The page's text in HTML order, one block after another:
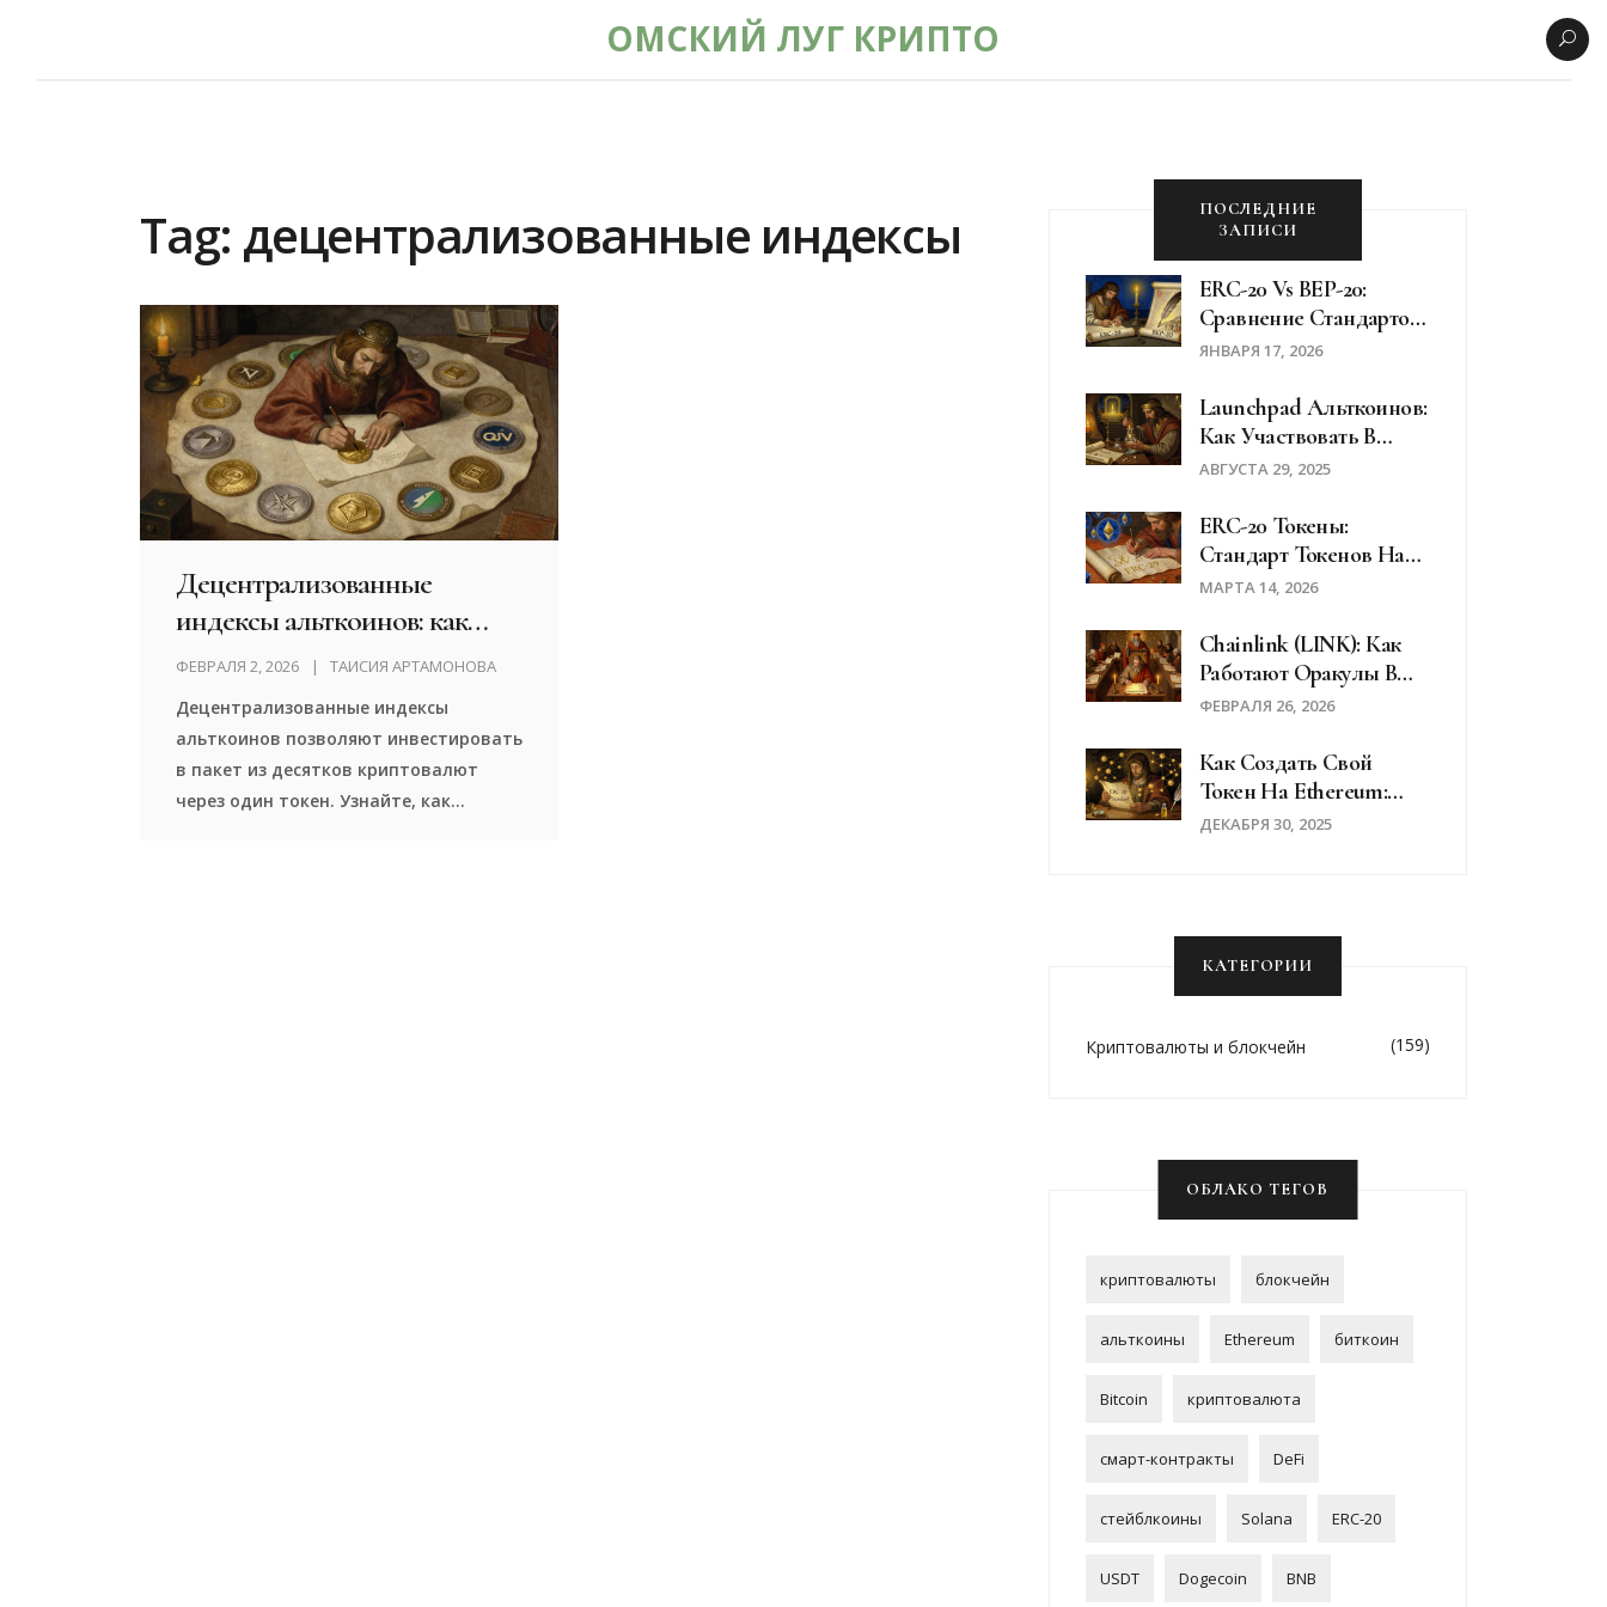
ОМСКИЙ ЛУГ КРИПТО
Tag: децентрализованные индексы
Децентрализованные
индексы альткоинов: как
инвестировать пакетно
ФЕВРАЛЯ 2, 2026 ТАИСИЯ АРТАМОНОВА
Децентрализованные индексы
альткоинов позволяют инвестировать
в пакет из десятков криптовалют
через один токен. Узнайте, как
ПОСЛЕДНИЕ
ЗАПИСИ
ERC-20 Vs BEP-20:
Сравнение Стандартов
Токенов В 2026 Году
ЯНВАРЯ 17, 2026
Launchpad Альткоинов:
Как Участвовать В
Токенсейлах И IDO
АВГУСТА 29, 2025
ERC-20 Токены:
Стандарт Токенов На
Блокчейне Ethereum
МАРТА 14, 2026
Chainlink (LINK): Как
Работают Оракулы В
Блокчейне - Простыми
ФЕВРАЛЯ 26, 2026
Как Создать Свой
Токен На Ethereum:
Пошаговая Инструкция
ДЕКАБРЯ 30, 2025
КАТЕГОРИИ
Криптовалюты и блокчейн (159)
ОБЛАКО ТЕГОВ
криптовалюты блокчейн
альткоины Ethereum биткоин
Bitcoin криптовалюта
смарт-контракты DeFi
стейблкоины Solana ERC-20
USDT Dogecoin BNB